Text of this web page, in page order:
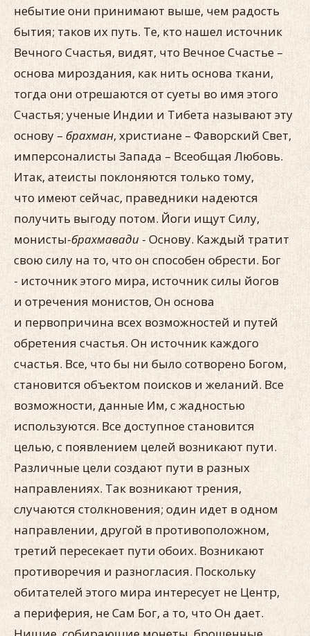
небытие они принимают выше, чем радость
бытия; таков их путь. Те, кто нашел источник
Вечного Счастья, видят, что Вечное Счастье –
основа мироздания, как нить основа ткани,
тогда они отрешаются от суеты во имя этого
Счастья; ученые Индии и Тибета называют эту
основу – брахман, христиане – Фаворский Свет,
имперсоналисты Запада – Всеобщая Любовь.
Итак, атеисты поклоняются только тому,
что имеют сейчас, праведники надеются
получить выгоду потом. Йоги ищут Силу,
монисты-брахмавади - Основу. Каждый тратит
свою силу на то, что он способен обрести. Бог
- источник этого мира, источник силы йогов
и отречения монистов, Он основа
и первопричина всех возможностей и путей
обретения счастья. Он источник каждого
счастья. Все, что бы ни было сотворено Богом,
становится объектом поисков и желаний. Все
возможности, данные Им, с жадностью
используются. Все доступное становится
целью, с появлением целей возникают пути.
Различные цели создают пути в разных
направлениях. Так возникают трения,
случаются столкновения; один идет в одном
направлении, другой в противоположном,
третий пересекает пути обоих. Возникают
противоречия и разногласия. Поскольку
обитателей этого мира интересует не Центр,
а периферия, не Сам Бог, а то, что Он дает.